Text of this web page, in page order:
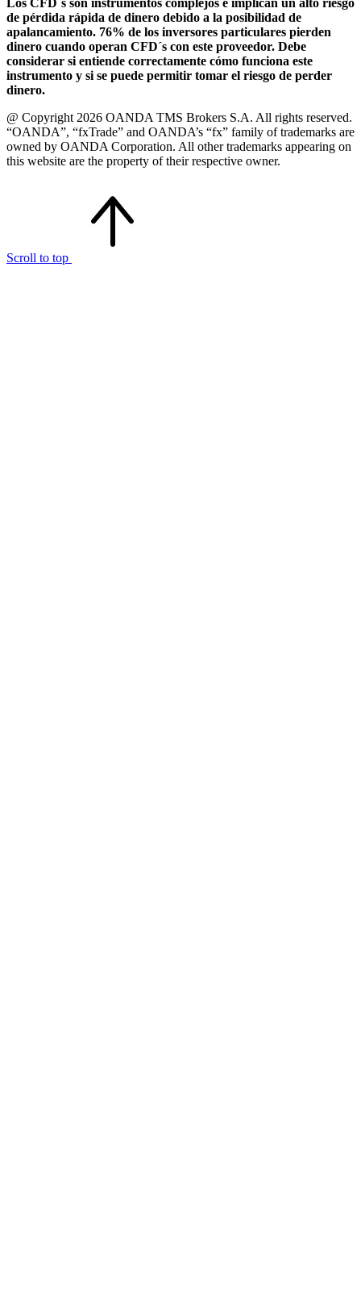
Los CFD´s son instrumentos complejos e implican un alto riesgo
de pérdida rápida de dinero debido a la posibilidad de
apalancamiento. 76% de los inversores particulares pierden
dinero cuando operan CFD´s con este proveedor. Debe
considerar si entiende correctamente cómo funciona este
instrumento y si se puede permitir tomar el riesgo de perder
dinero.
@ Copyright 2026 OANDA TMS Brokers S.A. All rights reserved.
“OANDA”, “fxTrade” and OANDA’s “fx” family of trademarks are
owned by OANDA Corporation. All other trademarks appearing on
this website are the property of their respective owner.
Scroll to top